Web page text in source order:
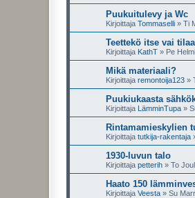
Puukuitulevy ja Wc
Kirjoittaja Tommaselli » Ti
Teettekö itse vai
Kirjoittaja KathT » Pe
Mikä materiaali?
Kirjoittaja remontoija123 »
Puukiukaasta
Kirjoittaja LämminTupa »
Rintamamieskylien
Kirjoittaja tutkija-rakentaja
1930-luvun talo
Kirjoittaja petterih » To
Haato 150
Kirjoittaja Veesta » Su